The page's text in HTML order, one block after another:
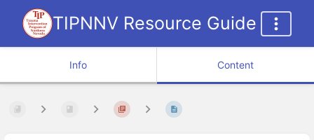
TIPNNV Resource Guide
Info Content